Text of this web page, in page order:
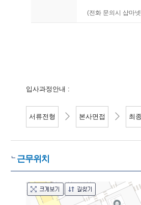
(전화 문의시 샵마
입사과정안내 :
서류전형 본사면접 최
근무위치